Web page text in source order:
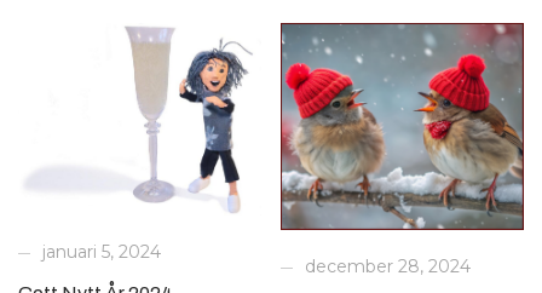
januari 5, 2024
december 28, 2024